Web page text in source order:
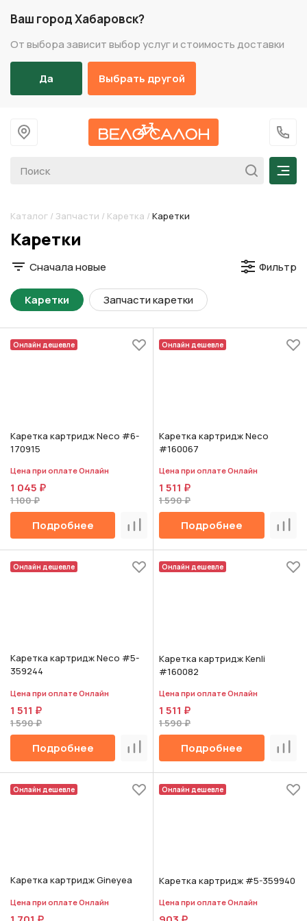
Ваш город Хабаровск?
От выбора зависит выбор услуг и стоимость доставки
Да Выбрать другой
На главную
+7
Каталог / Запчасти / Каретка / Каретки
Разделы каталога
Каретки
Сначала новые Фильтр
Запчасти каретки
Каретки
Онлайн дешевле
Каретка картридж Neco #6-
170915
Цена при оплате Онлайн
1 045 ₽
1 100 ₽
Подробнее Сравнить
Онлайн дешевле
Каретка картридж Neco
#160067
Цена при оплате Онлайн
1 511 ₽
1 590 ₽
Подробнее
Онлайн дешевле
Каретка картридж Neco #5-
359244
Цена при оплате Онлайн
1 511 ₽
1 590 ₽
Подробнее Сравнить
Онлайн дешевле
Каретка картридж Kenli
#160082
Цена при оплате Онлайн
1 511 ₽
1 590 ₽
Подробнее
Онлайн дешевле
Каретка картридж Gineyea
Цена при оплате Онлайн
Онлайн дешевле
Каретка картридж #5-359940
Цена при оплате Онлайн